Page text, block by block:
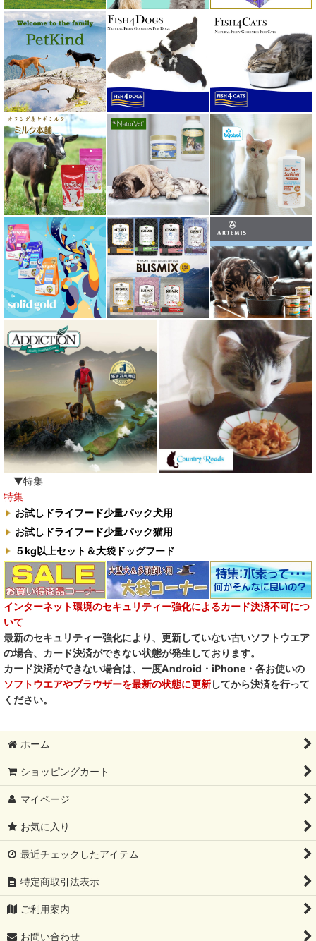
ホワイトフォックス
ボンショーズペット bonnechose pet
ママクック
ミャウ MEOW
ミャオイングヘッズ MEOWING HEADS
ミルク本舗
ムーラムーラ Moora Moora
ルイトモ RUITOMO
ロザイボトル
ロッカ ROKKA
ワイルドランド Wildes Land
わんぽうやく
ナチュラル重曹 アイテム合同会社
水素シリーズ
臭わない袋BOS
自然流
M.Y Forest推奨品
フォルツァ10犬キャンペーン
一口笑 Ikkosho
デイリーディライト DAILY DELIGHT
RENA DOG レナドッグ
PetO’CERA ペットセラ
▼特集
特集
お試しドライフード少量パック犬用
お試しドライフード少量パック猫用
５kg以上セット＆大袋ドッグフード
インターネット環境のセキュリティー強化によるカード決済不可につ
いて
最新のセキュリティー強化により、更新していない古いソフトウエア
の場合、カード決済ができない状態が発生しております。
カード決済ができない場合は、一度Android・iPhone・各お使いの
ソフトウエアやブラウザーを最新の状態に更新してから決済を行って
ください。
ホーム
ショッピングカート
マイページ
お気に入り
最近チェックしたアイテム
特定商取引法表示
ご利用案内
お問い合わせ